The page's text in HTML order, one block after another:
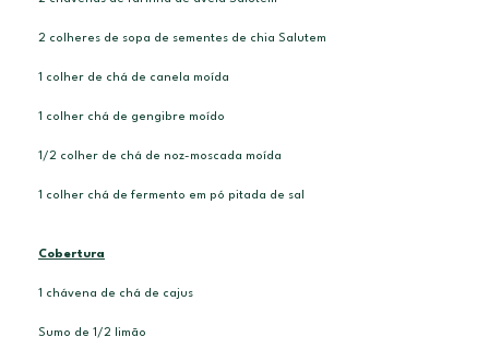
2 colheres de sopa de sementes de chia Salutem
1 colher de chá de canela moída
1 colher chá de gengibre moído
1/2 colher de chá de noz-moscada moída
1 colher chá de fermento em pó pitada de sal
Cobertura
1 chávena de chá de cajus
Sumo de 1/2 limão